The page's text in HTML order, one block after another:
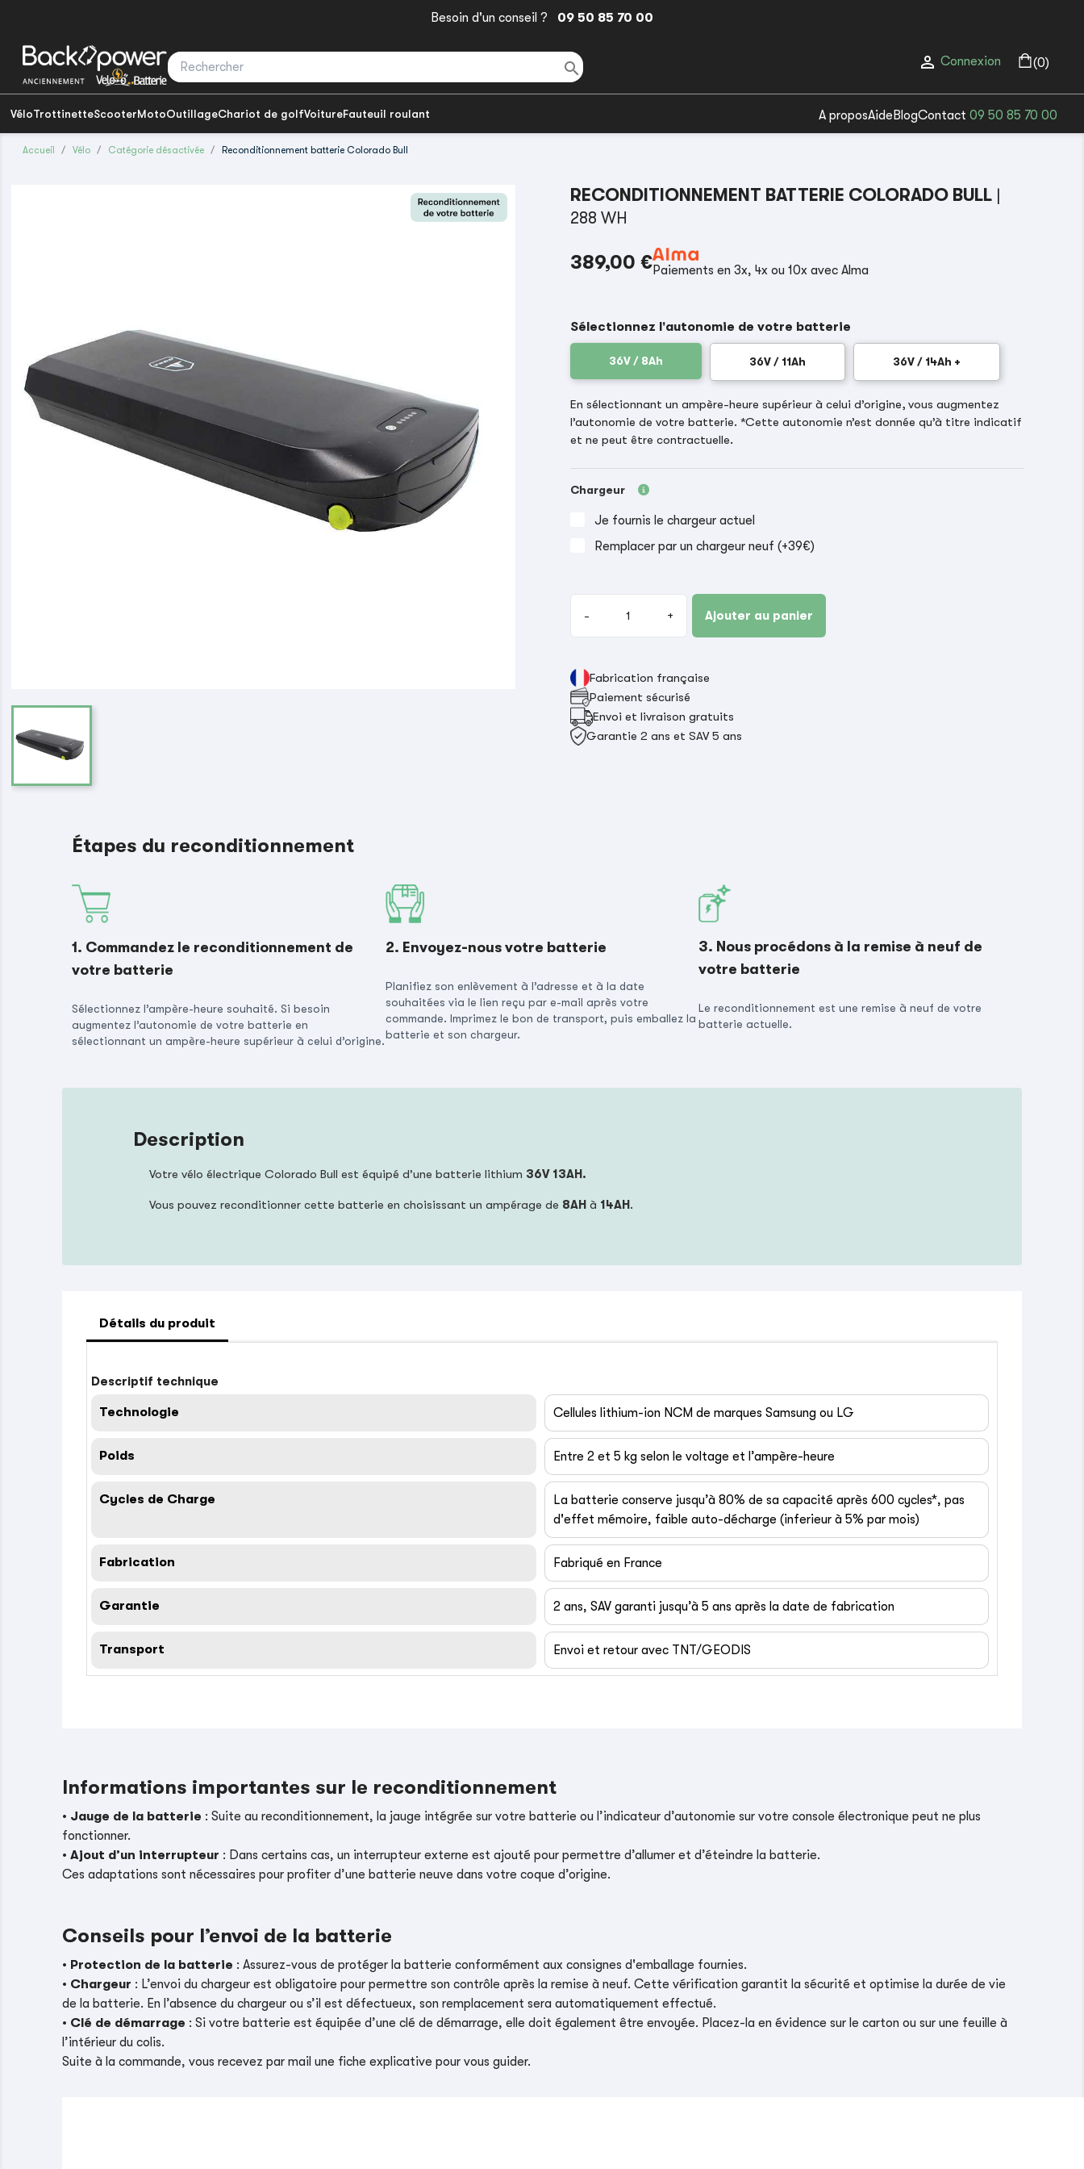
Besoin d'un conseil ? 09 50 85 70 00
  Connexion (0)
VéloTrottinetteScooterMotoOutillageChariot de golfVoitureFauteuil roulant A proposAide BlogContact 09 50 85 70 00
Accueil Vélo Catégorie désactivée Reconditionnement batterie Colorado Bull
RECONDITIONNEMENT BATTERIE COLORADO BULL
288 WH
389,00 €Paiements en 3x, 4x ou 10x avec Alma
Sélectionnez l'autonomie de votre batterie
36V / 8Ah 36V / 11Ah 36V / 14Ah +
En sélectionnant un ampère-heure supérieur à celui d’origine, vous augmentez
l’autonomie de votre batterie. *Cette autonomie n’est donnée qu’à titre indicatif
et ne peut être contractuelle.
Chargeur
Je fournis le chargeur actuel
Remplacer par un chargeur neuf (+39€)
- + Ajouter au panier
Fabrication française
Paiement sécurisé
Envoi et livraison gratuits
Garantie 2 ans et SAV 5 ans
Étapes du reconditionnement
1. Commandez le reconditionnement de
votre batterie
Sélectionnez l’ampère-heure souhaité. Si besoin
augmentez l’autonomie de votre batterie en
sélectionnant un ampère-heure supérieur à celui d’origine.
2. Envoyez-nous votre batterie
Planifiez son enlèvement à l’adresse et à la date
souhaitées via le lien reçu par e-mail après votre
commande. Imprimez le bon de transport, puis emballez la
batterie et son chargeur.
3. Nous procédons à la remise à neuf de
votre batterie
Le reconditionnement est une remise à neuf de votre
batterie actuelle.
Description
Votre vélo électrique Colorado Bull est équipé d'une batterie lithium 36V 13AH.
Vous pouvez reconditionner cette batterie en choisissant un ampérage de 8AH à 14AH.
Détails du produit
Descriptif technique
Technologie Cellules lithium-ion NCM de marques Samsung ou LG
Poids Entre 2 et 5 kg selon le voltage et l’ampère-heure
Cycles de Charge
La batterie conserve jusqu’à 80% de sa capacité après 600 cycles*, pas
d'effet mémoire, faible auto-décharge (inferieur à 5% par mois)
Fabrication Fabriqué en France
Garantie 2 ans, SAV garanti jusqu’à 5 ans après la date de fabrication
Transport Envoi et retour avec TNT/GEODIS
Informations importantes sur le reconditionnement
• Jauge de la batterie : Suite au reconditionnement, la jauge intégrée sur votre batterie ou l’indicateur d’autonomie sur votre console électronique peut ne plus
fonctionner.
•Ajout d’un interrupteur : Dans certains cas, un interrupteur externe est ajouté pour permettre d’allumer et d’éteindre la batterie.
Ces adaptations sont nécessaires pour profiter d’une batterie neuve dans votre coque d’origine.
Conseils pour l’envoi de la batterie
• Protection de la batterie : Assurez-vous de protéger la batterie conformément aux consignes d'emballage fournies.
• Chargeur : L’envoi du chargeur est obligatoire pour permettre son contrôle après la remise à neuf. Cette vérification garantit la sécurité et optimise la durée de vie
de la batterie. En l’absence du chargeur ou s’il est défectueux, son remplacement sera automatiquement effectué.
• Clé de démarrage : Si votre batterie est équipée d’une clé de démarrage, elle doit également être envoyée. Placez-la en évidence sur le carton ou sur une feuille à
l’intérieur du colis.
Suite à la commande, vous recevez par mail une fiche explicative pour vous guider.